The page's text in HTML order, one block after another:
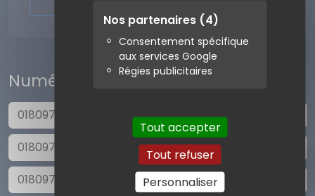
Nos partenaires (4)
Consentement spécifique
aux services Google
Régies publicitaires
Tout accepter
Tout refuser
Personnaliser
Numéros similaires
0180978697
0180978702
0180978677